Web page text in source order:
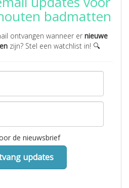
badmatten
ontvangen wanneer er nieuwe
zijn? Stel een watchlist in! 🔍
de nieuwsbrief
updates